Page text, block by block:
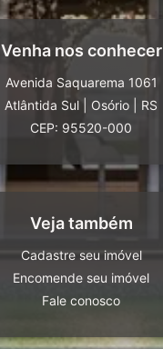
Venha nos conhecer
Avenida Saquarema 1061
Atlântida Sul
Osório
RS
CEP: 95520-000
Veja também
Cadastre seu imóvel
Encomende seu imóvel
Fale conosco